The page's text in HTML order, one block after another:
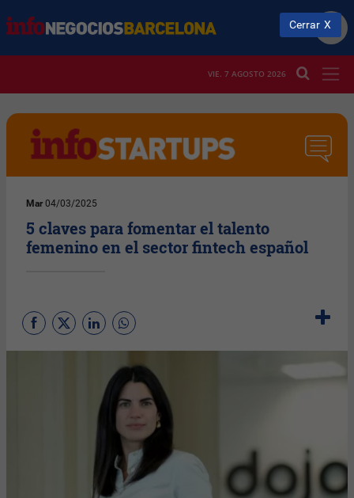
VIE. 7 AGOSTO 2026
Mar 04/03/2025
5 claves para fomentar el talento
femenino en el sector fintech español
Cerrar